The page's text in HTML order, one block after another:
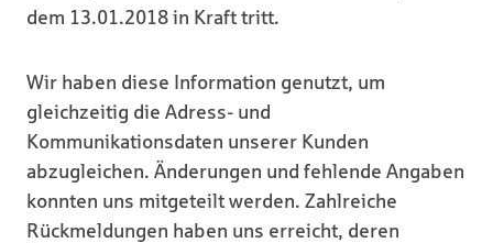
dem 13.01.2018 in Kraft tritt.
Wir haben diese Information genutzt, um
gleichzeitig die Adress- und
Kommunikationsdaten unserer Kunden
abzugleichen. Änderungen und fehlende Angaben
konnten uns mitgeteilt werden. Zahlreiche
Rückmeldungen haben uns erreicht, deren